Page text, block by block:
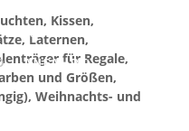
AUSSTELLUNG
ANFAHRT
Kissen,
Laternen,
für Regale,
und Größen,
Weihnachts- und